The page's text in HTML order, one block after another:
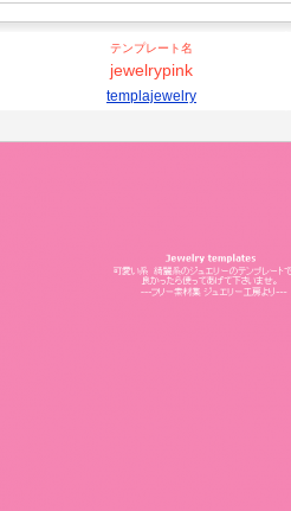
テンプレート名
jewelrypink
templajewelry